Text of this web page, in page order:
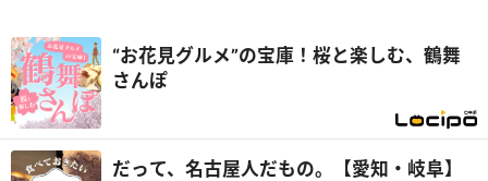
“お花見グルメ”の宝庫！桜と楽しむ、鶴舞
さんぽ
だって、名古屋人だもの。【愛知・岐阜】